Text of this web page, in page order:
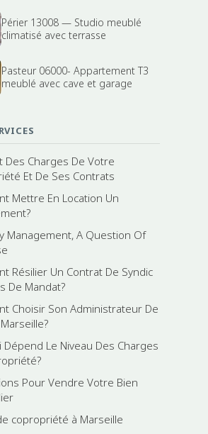
Périer 13008 — Studio meublé
climatisé avec terrasse
Pasteur 06000- Appartement T3
meublé avec cave et garage
Des Charges De Votre
Et De Ses Contrats
Mettre En Location Un
Management, A Question Of
Résilier Un Contrat De Syndic
De Mandat?
Choisir Son Administrateur De
Dépend Le Niveau Des Charges
Pour Vendre Votre Bien
copropriété à Marseille